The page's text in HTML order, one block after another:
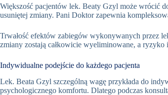
Większość pacjentów lek. Beaty Gzyl może wrócić
usuniętej zmiany. Pani Doktor zapewnia
Trwałość efektów zabiegów wykonywanych przez
zmiany zostają całkowicie wyeliminowane, a
Indywidualne podejście do każdego pacjenta
Lek. Beata Gzyl szczególną wagę przykłada do
psychologicznego komfortu. Dlatego podczas